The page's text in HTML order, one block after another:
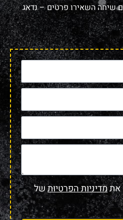
שיחה השאירו פרטים – נדאג
אתמדיניות הפרטיותשל